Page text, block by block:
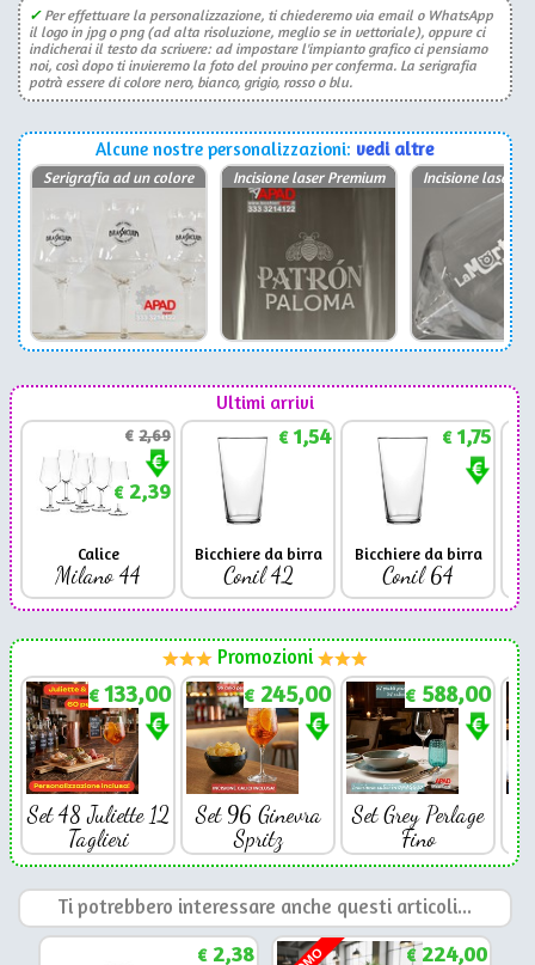
✓Per effettuare la personalizzazione, ti chiederemo via email o WhatsApp
il logo in jpg o png (ad alta risoluzione, meglio se in vettoriale), oppure ci
indicherai il testo da scrivere: ad impostare l'impianto grafico ci pensiamo
noi, così dopo ti invieremo la foto del provino per conferma. La serigrafia
potrà essere di colore nero, bianco, grigio, rosso o blu.
Alcune nostre personalizzazioni: vedi altre
Serigrafia ad un colore Incisione laser Premium Incisione laser
Ultimi arrivi
€2,69
€2,39
Calice
Milano 44
€1,54
Bicchiere da birra
Conil 42
€1,75
Bicchiere da birra
Conil 64
Promozioni
€ 133,00
Set 48 Juliette 12
Taglieri
€ 245,00
Set 96 Ginevra
Spritz
€ 588,00
Set Grey Perlage
Fino
Ti potrebbero interessare anche questi articoli...
€2,38 €224,00